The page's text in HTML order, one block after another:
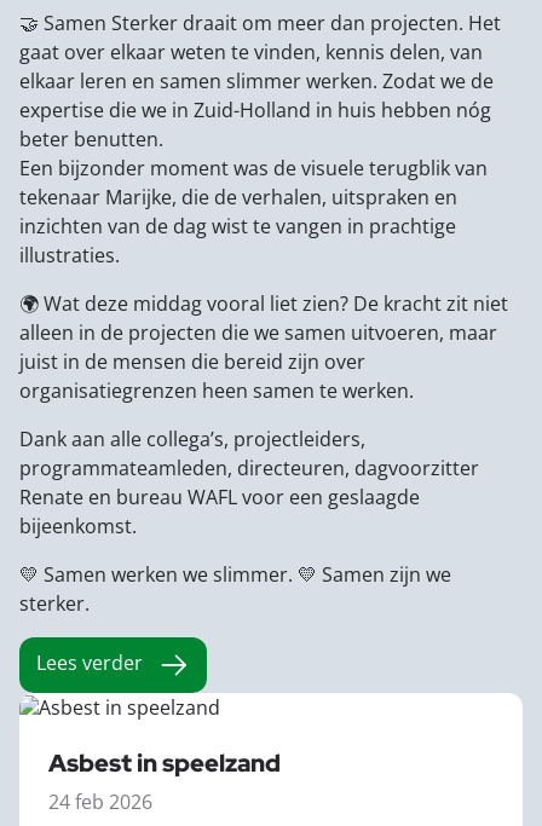
🤝 Samen Sterker draait om meer dan projecten. Het
gaat over elkaar weten te vinden, kennis delen, van
elkaar leren en samen slimmer werken. Zodat we de
expertise die we in Zuid-Holland in huis hebben nóg
beter benutten.
Een bijzonder moment was de visuele terugblik van
tekenaar Marijke, die de verhalen, uitspraken en
inzichten van de dag wist te vangen in prachtige
illustraties.
🌍 Wat deze middag vooral liet zien? De kracht zit niet
alleen in de projecten die we samen uitvoeren, maar
juist in de mensen die bereid zijn over
organisatiegrenzen heen samen te werken.
Dank aan alle collega’s, projectleiders,
programmateamleden, directeuren, dagvoorzitter
Renate en bureau WAFLvoor een geslaagde
bijeenkomst.
💛 Samen werken we slimmer. 💛 Samen zijn we
sterker.
Lees verder
Asbest in speelzand
24 feb 2026